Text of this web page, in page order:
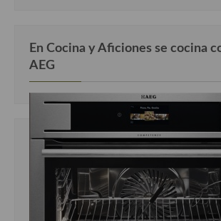
En Cocina y Aficiones se cocina
AEG